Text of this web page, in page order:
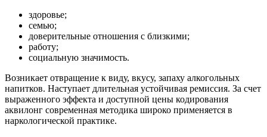
здоровье;
семью;
доверительные отношения с близкими;
работу;
социальную значимость.
Возникает отвращение к виду, вкусу, запаху алкогольных
напитков. Наступает длительная устойчивая ремиссия. За счет
выраженного эффекта и доступной цены кодирования
аквилонг современная методика широко применяется в
наркологической практике.